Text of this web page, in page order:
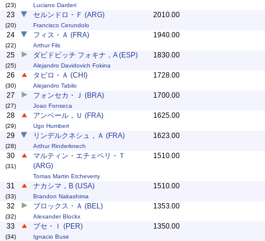
(23) Luciano Darderi
23
(20)
セルンドロ・Ｆ (ARG)
Francisco Cerundolo
2010.00
24
(22)
フィス・Ａ (FRA)
Arthur Fils
1940.00
25
(25)
ダビドビッチ フォキナ，A (ESP)
Alejandro Davidovich Fokina
1830.00
26
(30)
タビロ・Ａ (CHI)
Alejandro Tabilo
1728.00
27
(27)
フォンセカ・Ｊ (BRA)
Joao Fonseca
1700.00
28
(29)
アンベール，Ｕ (FRA)
Ugo Humbert
1625.00
29
(28)
リンデルクネシュ，Ａ (FRA)
Arthur Rinderknech
1623.00
30
(31)
マルティン・エチェベリ・Ｔ
(ARG)
Tomas Martin Etcheverry
1510.00
31
(33)
ナカシマ，B (USA)
Brandon Nakashima
1510.00
32
(32)
ブロックス・Ａ (BEL)
Alexander Blockx
1353.00
33
(34)
ブセ・Ｉ (PER)
Ignacio Buse
1350.00